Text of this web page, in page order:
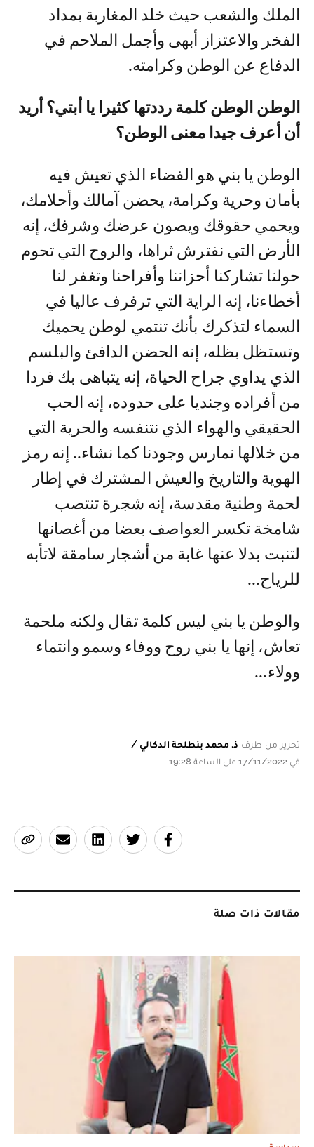
الملك والشعب حيث خلد المغاربة بمداد
الفخر والاعتزاز أبهى وأجمل الملاحم في
الدفاع عن الوطن وكرامته.
الوطن الوطن كلمة رددتها كثيرا يا أبتي؟ أريد
أن أعرف جيدا معنى الوطن؟
الوطن يا بني هو الفضاء الذي تعيش فيه
بأمان وحرية وكرامة، يحضن آمالك وأحلامك،
ويحمي حقوقك ويصون عرضك وشرفك، إنه
الأرض التي نفترش ثراها، والروح التي تحوم
حولنا تشاركنا أحزاننا وأفراحنا وتغفر لنا
أخطاءنا، إنه الراية التي ترفرف عاليا في
السماء لتذكرك بأنك تنتمي لوطن يحميك
وتستظل بظله، إنه الحضن الدافئ والبلسم
الذي يداوي جراح الحياة، إنه يتباهى بك فردا
من أفراده وجنديا على حدوده، إنه الحب
الحقيقي والهواء الذي نتنفسه والحرية التي
من خلالها نمارس وجودنا كما نشاء.. إنه رمز
الهوية والتاريخ والعيش المشترك في إطار
لحمة وطنية مقدسة، إنه شجرة تنتصب
شامخة تكسر العواصف بعضا من أغصانها
لتنبت بدلا عنها غابة من أشجار سامقة لاتأبه
للرياح...
والوطن يا بني ليس كلمة تقال ولكنه ملحمة
تعاش، إنها يا بني روح ووفاء وسمو وانتماء
وولاء...
تحرير من طرف ذ. محمد بنطلحة الدكالي /
في 17/11/2022 على الساعة 19:28
مقالات ذات صلة